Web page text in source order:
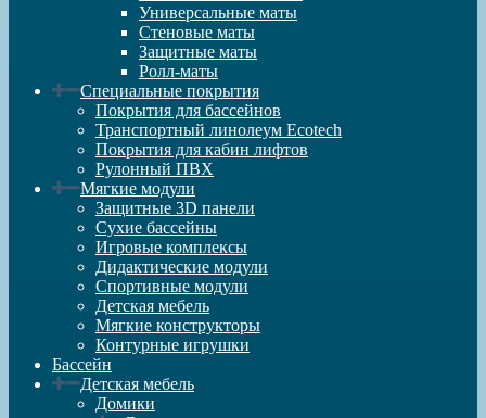
Универсальные маты
Стеновые маты
Защитные маты
Ролл-маты
Специальные покрытия
Покрытия для бассейнов
Транспортный линолеум Ecotech
Покрытия для кабин лифтов
Рулонный ПВХ
Мягкие модули
Защитные 3D панели
Сухие бассейны
Игровые комплексы
Дидактические модули
Спортивные модули
Детская мебель
Мягкие конструкторы
Контурные игрушки
Бассейн
Детская мебель
Домики